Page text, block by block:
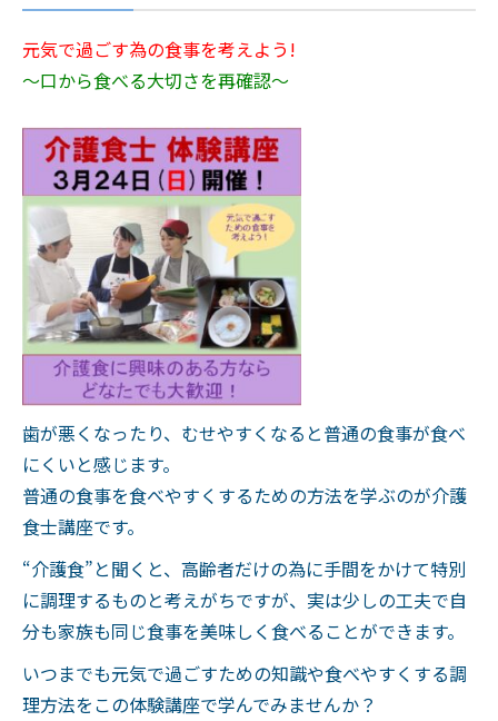
元気で過ごす為の食事を考えよう!
～口から食べる大切さを再確認～
歯が悪くなったり、むせやすくなると普通の食事が食べ
にくいと感じます。
普通の食事を食べやすくするための方法を学ぶのが介護
食士講座です。
“介護食”と聞くと、高齢者だけの為に手間をかけて特別
に調理するものと考えがちですが、実は少しの工夫で自
分も家族も同じ食事を美味しく食べることができます。
いつまでも元気で過ごすための知識や食べやすくする調
理方法をこの体験講座で学んでみませんか？